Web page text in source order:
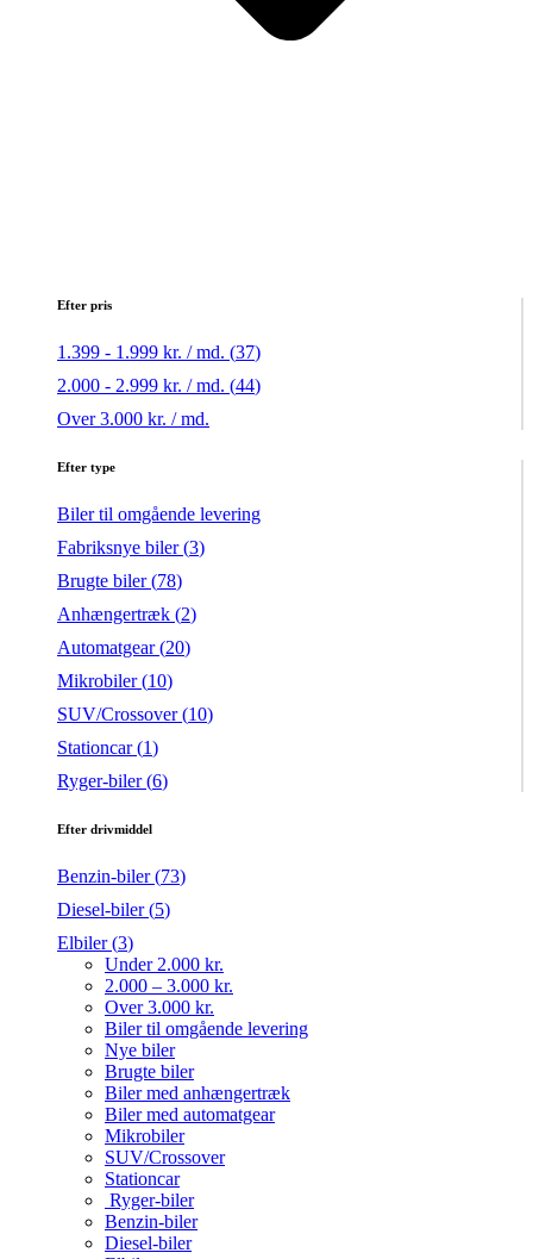
Efter pris
1.399 - 1.999 kr. / md. (37)
2.000 - 2.999 kr. / md. (44)
Over 3.000 kr. / md.
Efter type
Biler til omgående levering
Fabriksnye biler (3)
Brugte biler (78)
Anhængertræk (2)
Automatgear (20)
Mikrobiler (10)
SUV/Crossover (10)
Stationcar (1)
Ryger-biler (6)
Efter drivmiddel
Benzin-biler (73)
Diesel-biler (5)
Elbiler (3)
Under 2.000 kr.
2.000 – 3.000 kr.
Over 3.000 kr.
Biler til omgående levering
Nye biler
Brugte biler
Biler med anhængertræk
Biler med automatgear
Mikrobiler
SUV/Crossover
Stationcar
Ryger-biler
Benzin-biler
Diesel-biler